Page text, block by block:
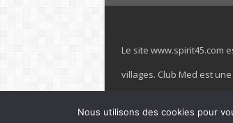
Le site www.spirit45.com
villages. Club Med est
Nous utilisons des cookies pour